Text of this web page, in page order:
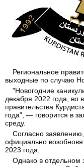
Региональное
выходные по случаю
"Новогодние
декабря 2022 года, во
правительства
года", — говорится в
среду.
Согласно
официально
2023 года.
Однако в отдельном